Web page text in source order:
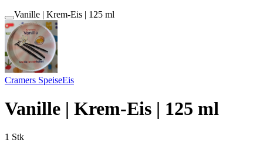
Vanille | Krem-Eis | 125 ml
Cramers SpeiseEis
Vanille | Krem-Eis | 125 ml
1 Stk